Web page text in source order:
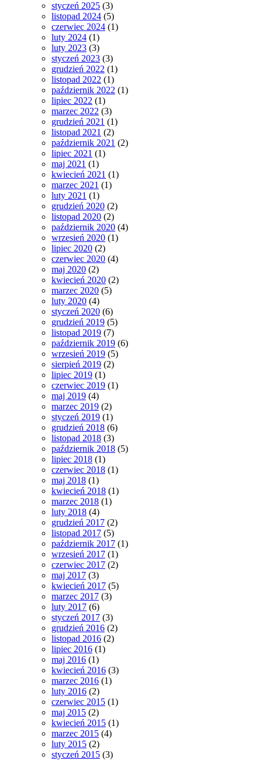
styczeń 2025 (3)
listopad 2024 (5)
czerwiec 2024 (1)
luty 2024 (1)
luty 2023 (3)
styczeń 2023 (3)
grudzień 2022 (1)
listopad 2022 (1)
październik 2022 (1)
lipiec 2022 (1)
marzec 2022 (3)
grudzień 2021 (1)
listopad 2021 (2)
październik 2021 (2)
lipiec 2021 (1)
maj 2021 (1)
kwiecień 2021 (1)
marzec 2021 (1)
luty 2021 (1)
grudzień 2020 (2)
listopad 2020 (2)
październik 2020 (4)
wrzesień 2020 (1)
lipiec 2020 (2)
czerwiec 2020 (4)
maj 2020 (2)
kwiecień 2020 (2)
marzec 2020 (5)
luty 2020 (4)
styczeń 2020 (6)
grudzień 2019 (5)
listopad 2019 (7)
październik 2019 (6)
wrzesień 2019 (5)
sierpień 2019 (2)
lipiec 2019 (1)
czerwiec 2019 (1)
maj 2019 (4)
marzec 2019 (2)
styczeń 2019 (1)
grudzień 2018 (6)
listopad 2018 (3)
październik 2018 (5)
lipiec 2018 (1)
czerwiec 2018 (1)
maj 2018 (1)
kwiecień 2018 (1)
marzec 2018 (1)
luty 2018 (4)
grudzień 2017 (2)
listopad 2017 (5)
październik 2017 (1)
wrzesień 2017 (1)
czerwiec 2017 (2)
maj 2017 (3)
kwiecień 2017 (5)
marzec 2017 (3)
luty 2017 (6)
styczeń 2017 (3)
grudzień 2016 (2)
listopad 2016 (2)
lipiec 2016 (1)
maj 2016 (1)
kwiecień 2016 (3)
marzec 2016 (1)
luty 2016 (2)
czerwiec 2015 (1)
maj 2015 (2)
kwiecień 2015 (1)
marzec 2015 (4)
luty 2015 (2)
styczeń 2015 (3)